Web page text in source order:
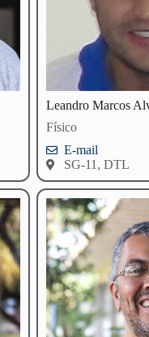
Leandro Marcos
Físico
E-mail
SG-11, DTL